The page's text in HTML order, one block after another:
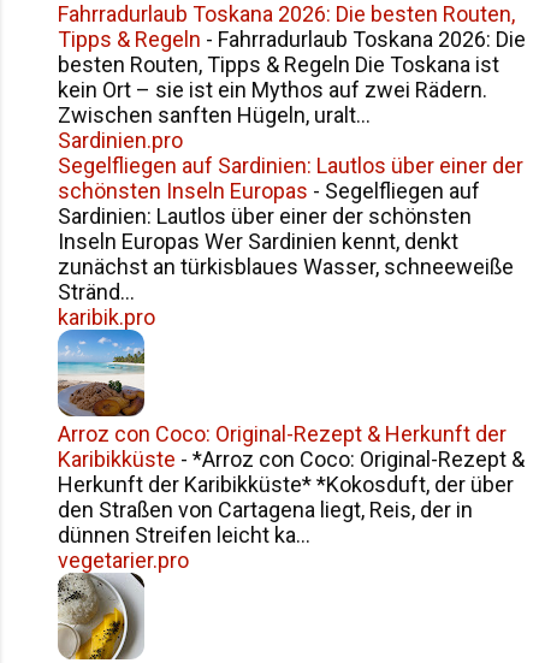
Fahrradurlaub Toskana 2026: Die besten Routen,
Tipps & Regeln - Fahrradurlaub Toskana 2026: Die
besten Routen, Tipps & Regeln Die Toskana ist
kein Ort – sie ist ein Mythos auf zwei Rädern.
Zwischen sanften Hügeln, uralt...
Sardinien.pro
Segelfliegen auf Sardinien: Lautlos über einer der
schönsten Inseln Europas - Segelfliegen auf
Sardinien: Lautlos über einer der schönsten
Inseln Europas Wer Sardinien kennt, denkt
zunächst an türkisblaues Wasser, schneeweiße
Stränd...
karibik.pro
Arroz con Coco: Original-Rezept & Herkunft der
Karibikküste - *Arroz con Coco: Original-Rezept &
Herkunft der Karibikküste* *Kokosduft, der über
den Straßen von Cartagena liegt, Reis, der in
dünnen Streifen leicht ka...
vegetarier.pro